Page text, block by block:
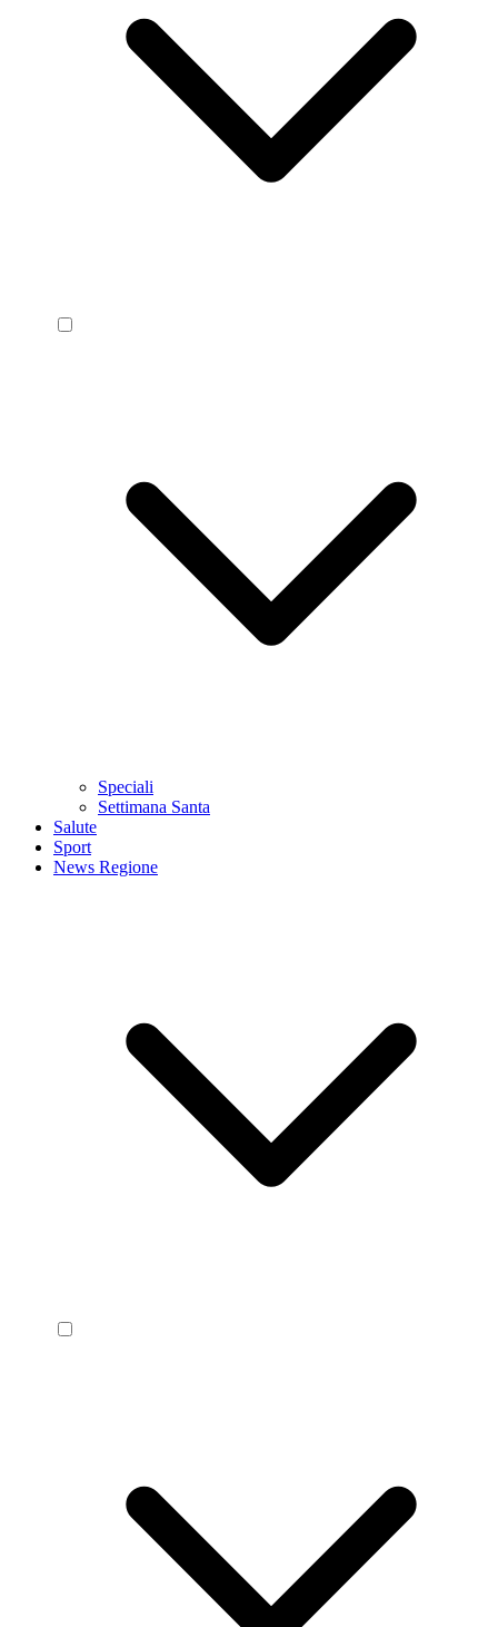
Speciali
Settimana Santa
Salute
Sport
News Regione